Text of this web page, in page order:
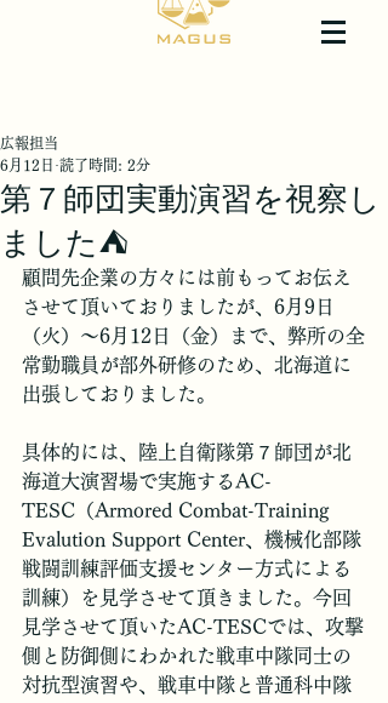
第７師団実動演習を視察し
ました⛺️
広報担当
6月12日 読了時間: 2分
顧問先企業の方々には前もってお伝え
させて頂いておりましたが、6月9日
（火）～6月12日（金）まで、弊所の全
常勤職員が部外研修のため、北海道に
出張しておりました。
具体的には、陸上自衛隊第７師団が北
海道大演習場で実施するAC-
TESC（Armored Combat-Training
Evalution Support Center、機械化部隊
戦闘訓練評価支援センター方式による
訓練）を見学させて頂きました。今回
見学させて頂いたAC-TESCでは、攻撃
側と防御側にわかれた戦車中隊同士の
対抗型演習や、戦車中隊と普通科中隊